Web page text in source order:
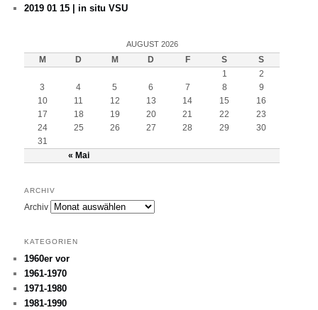
2019 01 15 | in situ VSU
AUGUST 2026
M D M D F S S
« Mai
1
2
3
4 5 6 7 8
9
10
11 12 13 14 15
16
17
18 19 20 21 22
23
24
25 26 27 28 29
30
31
ARCHIV
Archiv
KATEGORIEN
1960er vor
1961-1970
1971-1980
1981-1990